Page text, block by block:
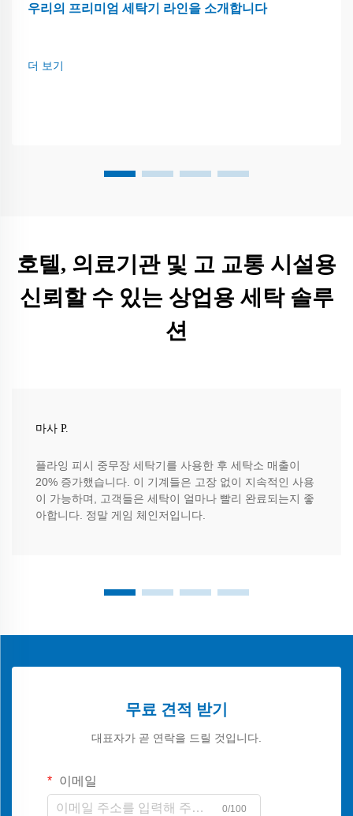
우리의 프리미엄 세탁기 라인을 소개합니다
더 보기
호텔, 의료기관 및 고 교통 시설용
신뢰할 수 있는 상업용 세탁 솔루
션
마사 P.
플라잉 피시 중무장 세탁기를 사용한 후 세탁소 매출이
20% 증가했습니다. 이 기계들은 고장 없이 지속적인 사용
이 가능하며, 고객들은 세탁이 얼마나 빨리 완료되는지 좋
아합니다. 정말 게임 체인저입니다.
무료 견적 받기
대표자가 곧 연락을 드릴 것입니다.
이메일
0/100